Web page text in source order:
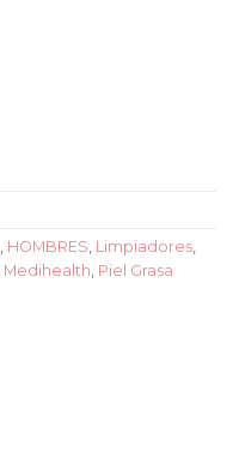
HOMBRES Limpiadores
Medihealth Piel Grasa